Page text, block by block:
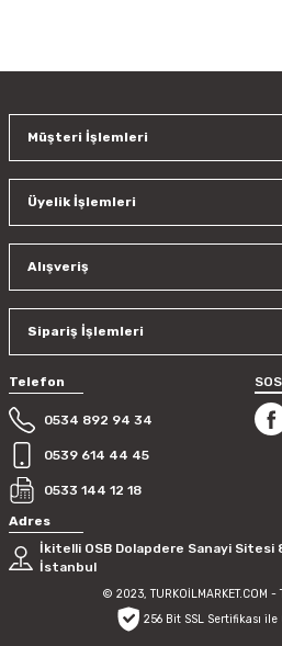
Ürün resmi kalitesiz, bozuk veya
Ürün bilgilerinde hatalar bulunuyor.
Bu ürüne benzer farklı alternatifler
Gönder
Müşteri İşlemleri
Üyelik İşlemleri
Alışveriş
Sipariş İşlemleri
Telefon
0534 892 94 34
0539 614 44 45
0533 144 12 18
Adres
İkitelli OSB Dolapdere Sanayi Sitesi
İstanbul
© 2023, TURKOİLMARKET.COM -
256 Bit SSL Sertifikası